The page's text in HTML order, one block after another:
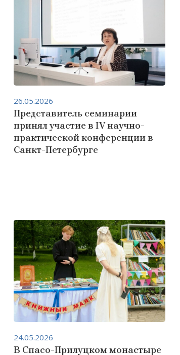
Представитель семинарии
принял участие в IV научно-
практической конференции в
Санкт-Петербурге
26.05.2026
В Спасо-Прилуцком монастыре
24.05.2026